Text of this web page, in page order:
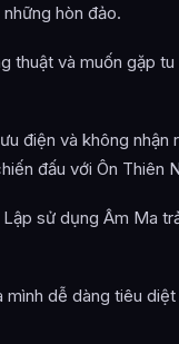
hòn đảo.
thuật và muốn gặp
điện và không nhận
đấu với Ôn Thiên
sử dụng Âm Ma
mình dễ dàng tiêu